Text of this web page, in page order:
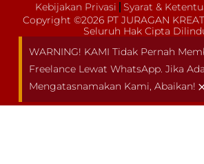
Kebijakan Privasi Syarat &
Copyright ©2026 PT JURAGAN
Seluruh Hak Cipta
WARNING! KAMI Tidak Pernah
Freelance Lewat WhatsApp. Jika
Mengatasnamakan Kami, Abaikan!